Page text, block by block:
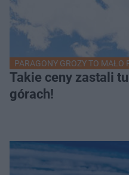
PARAGONY GROZY TO MAŁO
Takie ceny zastali
górach!